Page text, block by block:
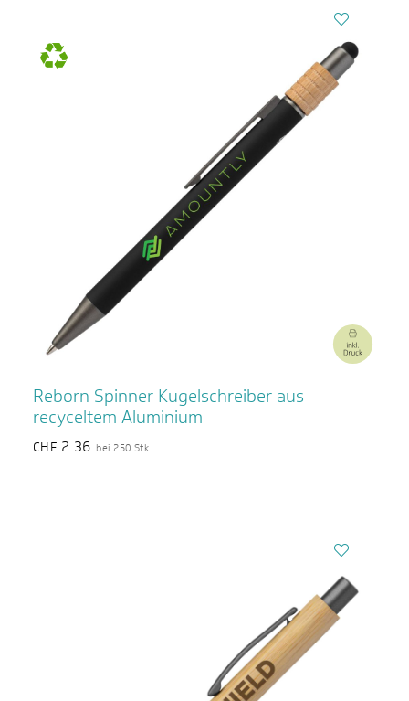
Reborn Spinner Kugelschreiber aus
recyceltem Aluminium
CHF 2.36 bei 250 Stk